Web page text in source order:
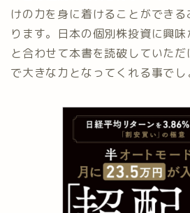
けの力を身に着けることができ
ります。日本の個別株投資に興
と合わせて本書を読破していた
で大きな力となってくれる事でし